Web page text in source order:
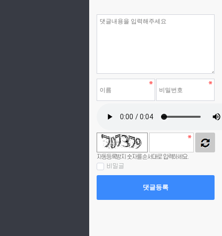
자동등록방지 숫자를 순서대로 입력하세요.
비밀글
댓글등록